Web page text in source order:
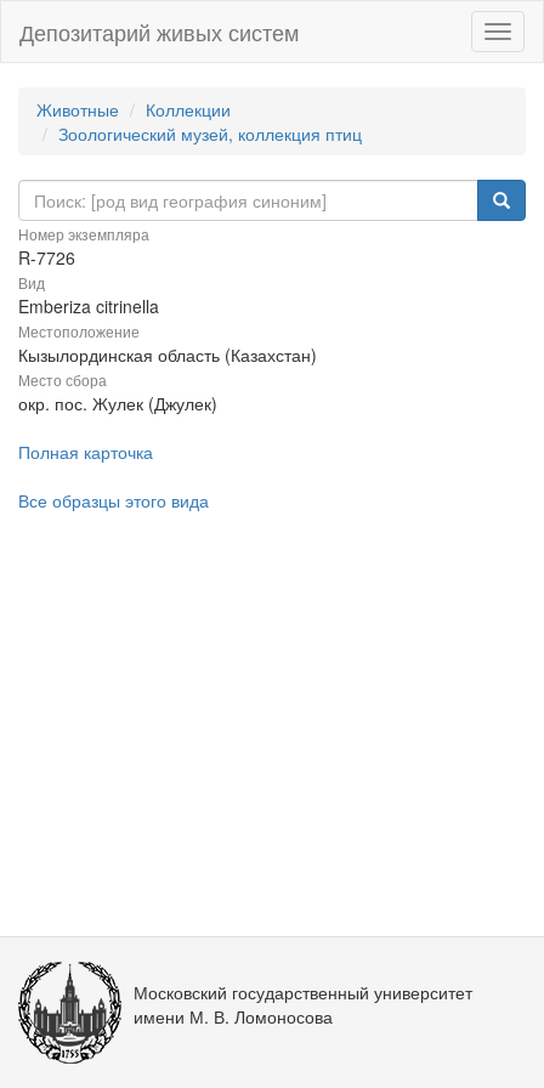
Депозитарий живых систем
Животные
Коллекции
Зоологический музей, коллекция птиц
Номер экземпляра
R-7726
Вид
Emberiza citrinella
Местоположение
Кызылординская область (Казахстан)
Место сбора
окр. пос. Жулек (Джулек)
Полная карточка
Все образцы этого вида
Московский государственный университет
имени М. В. Ломоносова